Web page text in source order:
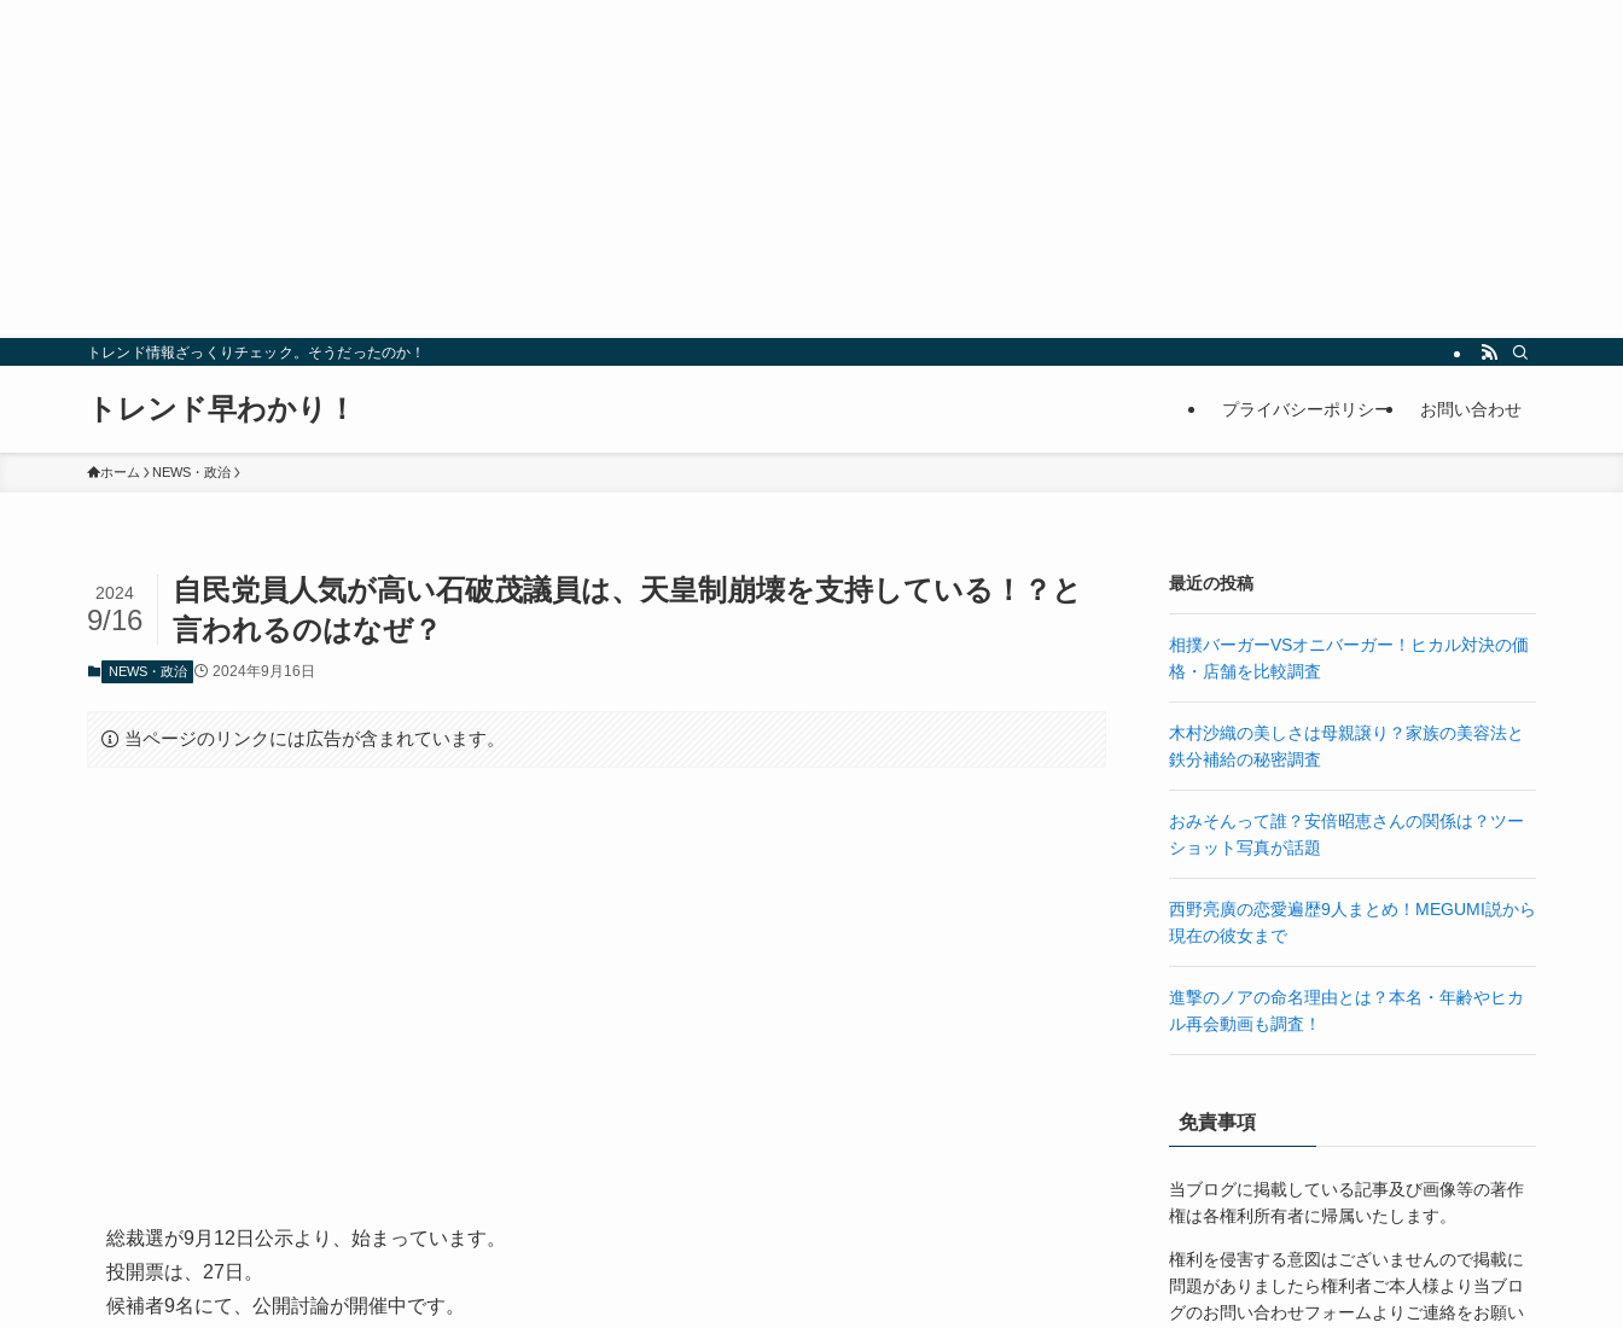
トレンド情報ざっくりチェック。そうだったのか！
トレンド早わかり！ プライバシーポリシー お問い合わせ
ホーム NEWS・政治
自民党員人気が高い石破茂議員は、天皇制崩壊を支持している！？と
言われるのはなぜ？
2024
9/16
NEWS・政治 2024年9月16日
当ページのリンクには広告が含まれています。
総裁選が9月12日公示より、始まっています。
投開票は、27日。
候補者9名にて、公開討論が開催中です。
最近の投稿
相撲バーガーVSオニバーガー！ヒカル対決の価
格・店舗を比較調査
木村沙織の美しさは母親譲り？家族の美容法と
鉄分補給の秘密調査
おみそんって誰？安倍昭恵さんの関係は？ツー
ショット写真が話題
西野亮廣の恋愛遍歴9人まとめ！MEGUMI説から
現在の彼女まで
進撃のノアの命名理由とは？本名・年齢やヒカ
ル再会動画も調査！
免責事項
当ブログに掲載している記事及び画像等の著作
権は各権利所有者に帰属いたします。
権利を侵害する意図はございませんので掲載に
問題がありましたら権利者ご本人様より当ブロ
グのお問い合わせフォームよりご連絡をお願い